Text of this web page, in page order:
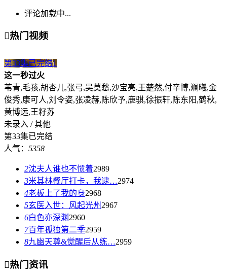
评论加载中...
热门视频
第33集已完结1
这一秒过火
苇青,毛孩,胡杏儿,张弓,吴莫愁,沙宝亮,王楚然,付辛博,斓曦,金
俊秀,康可人,刘令姿,张凌赫,陈欣予,鹿骐,徐振轩,陈东阳,鹤秋,
黄博远,王籽苏
未录入 / 其他
第33集已完结
人气： 5358
2沈夫人谁也不惯着2989
3米其林餐厅打卡，我逮…2974
4老板上了我的身2968
5玄医入世：风起光州 2967
6白色亦深渊2960
7百年孤独第二季2959
8九幽天尊&觉醒后从练…2959
热门资讯